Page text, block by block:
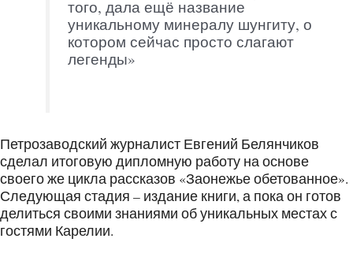
того, дала ещё название
уникальному минералу шунгиту, о
котором сейчас просто слагают
легенды»
Петрозаводский журналист Евгений Белянчиков
сделал итоговую дипломную работу на основе
своего же цикла рассказов «Заонежье обетованное».
Следующая стадия – издание книги, а пока он готов
делиться своими знаниями об уникальных местах с
гостями Карелии.